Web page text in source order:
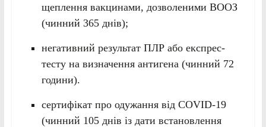
щеплення вакцинами, дозволеними ВООЗ
(чинний 365 днів);
негативний результат ПЛР або експрес-
тесту на визначення антигена (чинний 72
години).
сертифікат про одужання від COVID-19
(чинний 105 днів із дати встановлення